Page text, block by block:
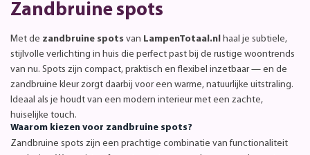
Zandbruine spots
Met de zandbruine spots van LampenTotaal.nl haal je subtiele,
stijlvolle verlichting in huis die perfect past bij de rustige woontrends
van nu. Spots zijn compact, praktisch en flexibel inzetbaar — en de
zandbruine kleur zorgt daarbij voor een warme, natuurlijke uitstraling.
Ideaal als je houdt van een modern interieur met een zachte,
huiselijke touch.
Waarom kiezen voor zandbruine spots?
Zandbruine spots zijn een prachtige combinatie van functionaliteit